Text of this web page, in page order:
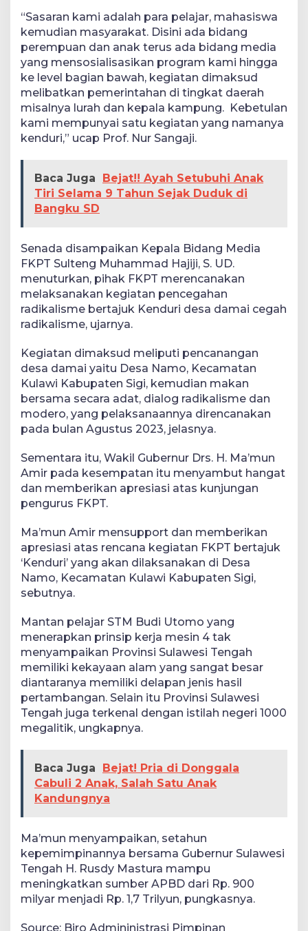
“Sasaran kami adalah para pelajar, mahasiswa
kemudian masyarakat. Disini ada bidang
perempuan dan anak terus ada bidang media
yang mensosialisasikan program kami hingga
ke level bagian bawah, kegiatan dimaksud
melibatkan pemerintahan di tingkat daerah
misalnya lurah dan kepala kampung. Kebetulan
kami mempunyai satu kegiatan yang namanya
kenduri,” ucap Prof. Nur Sangaji.
Baca Juga
Bejat!! Ayah Setubuhi Anak
Tiri Selama 9 Tahun Sejak Duduk di
Bangku SD
Senada disampaikan Kepala Bidang Media
FKPT Sulteng Muhammad Hajiji, S. UD.
menuturkan, pihak FKPT merencanakan
melaksanakan kegiatan pencegahan
radikalisme bertajuk Kenduri desa damai cegah
radikalisme, ujarnya.
Kegiatan dimaksud meliputi pencanangan
desa damai yaitu Desa Namo, Kecamatan
Kulawi Kabupaten Sigi, kemudian makan
bersama secara adat, dialog radikalisme dan
modero, yang pelaksanaannya direncanakan
pada bulan Agustus 2023, jelasnya.
Sementara itu, Wakil Gubernur Drs. H. Ma’mun
Amir pada kesempatan itu menyambut hangat
dan memberikan apresiasi atas kunjungan
pengurus FKPT.
Ma’mun Amir mensupport dan memberikan
apresiasi atas rencana kegiatan FKPT bertajuk
‘Kenduri’ yang akan dilaksanakan di Desa
Namo, Kecamatan Kulawi Kabupaten Sigi,
sebutnya.
Mantan pelajar STM Budi Utomo yang
menerapkan prinsip kerja mesin 4 tak
menyampaikan Provinsi Sulawesi Tengah
memiliki kekayaan alam yang sangat besar
diantaranya memiliki delapan jenis hasil
pertambangan. Selain itu Provinsi Sulawesi
Tengah juga terkenal dengan istilah negeri 1000
megalitik, ungkapnya.
Baca Juga
Bejat! Pria di Donggala
Cabuli 2 Anak, Salah Satu Anak
Kandungnya
Ma’mun menyampaikan, setahun
kepemimpinannya bersama Gubernur Sulawesi
Tengah H. Rusdy Mastura mampu
meningkatkan sumber APBD dari Rp. 900
milyar menjadi Rp. 1,7 Trilyun, pungkasnya.
Source: Biro Admininistrasi Pimpinan